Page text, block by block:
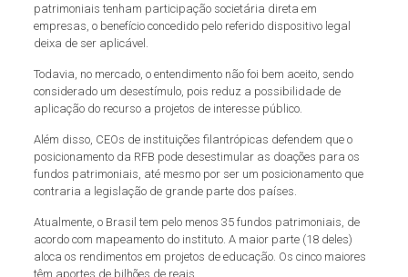
patrimoniais tenham participação societária direta em
empresas, o benefício concedido pelo referido dispositivo legal
deixa de ser aplicável.
Todavia, no mercado, o entendimento não foi bem aceito, sendo
considerado um desestímulo, pois reduz a possibilidade de
aplicação do recurso a projetos de interesse público.
Além disso, CEOs de instituições filantrópicas defendem que o
posicionamento da RFB pode desestimular as doações para os
fundos patrimoniais, até mesmo por ser um posicionamento que
contraria a legislação de grande parte dos países.
Atualmente, o Brasil tem pelo menos 35 fundos patrimoniais, de
acordo com mapeamento do instituto. A maior parte (18 deles)
aloca os rendimentos em projetos de educação. Os cinco maiores
têm aportes de bilhões de reais.